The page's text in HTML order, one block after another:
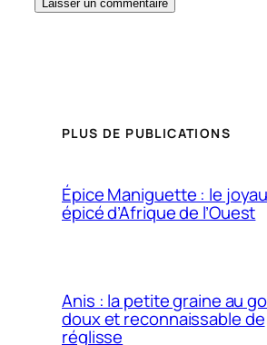
PLUS DE PUBLICATIONS
Épice Maniguette : le joyau
épicé d’Afrique de l’Ouest
Anis : la petite graine au
doux et reconnaissable de
réglisse